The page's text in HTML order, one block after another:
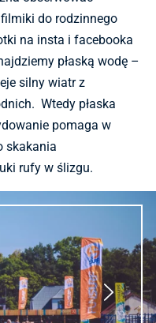
do rodzinnego
na insta i facebooka
płaską wodę –
silny wiatr z
Wtedy płaska
pomaga w
skakania
rufy w ślizgu.